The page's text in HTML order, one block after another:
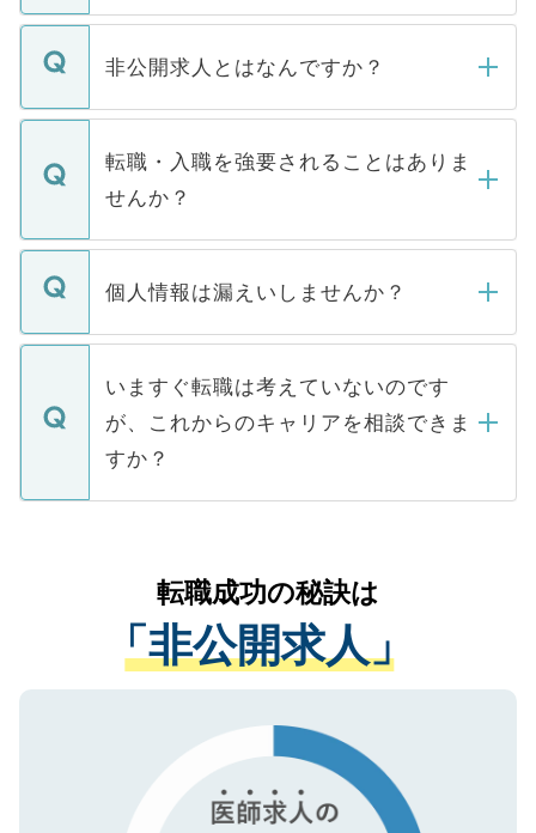
ご登録いただきましたら、弊社担当者がご
登録内容を確認し、その後メールもしくは
ます。通常、5営業日以内にはご連絡をせて
いただきますので、しばらくお待ちくださ
非公開求人とはなんですか？
マイナビDOCTORで取り扱っている求人の
うち約3割は、Webサイトからご覧いただ
けない「非公開求人」です。非公開求人は
下記の理由によって、一般には公開してい
ません。
■応募殺到を避けるため 人気のある医療機
関を公にしてしまうと、応募が殺到する場
に、医療機関が求める条件に合った人材の
みを人材紹介会社に依頼するケースが増え
ています。
転職・入職を強要されることはありま
せんか？
転職・入職を強要することは一切ありませ
ん。また、仮に応募先から内定をいただい
定を承諾する必要はありません。内定先へ
の辞退の連絡はキャリアパートナーが行い
個人情報は漏えいしませんか？
個人情報が漏えいすることはありませんの
で、ご安心ください。当サイトからの登録
などで収集したご登録者様の個人情報は、
ご本人のキャリアアップおよび転職活動の
支援を目的に使用いたします。お預かりし
ているすべての個人データはご本人の許可
は、個人情報の取り扱いについての厳密な
管理基準を満たした事業者のみに付与され
る、プライバシーマークを取得済みです。
で、機密保持に関してもご安心ください。
いますぐ転職は考えていないのです
が、これからのキャリアを相談できま
すか？
かがいして、現在の医療機関の状況や紹介
経験をまじえながら、適切なアドバイスを
させていただきます。すぐにご転職をされ
ない方には、長期的なサポートが可能です
ので、まずはご登録ください。
転職成功の秘訣は
「非公開求人」